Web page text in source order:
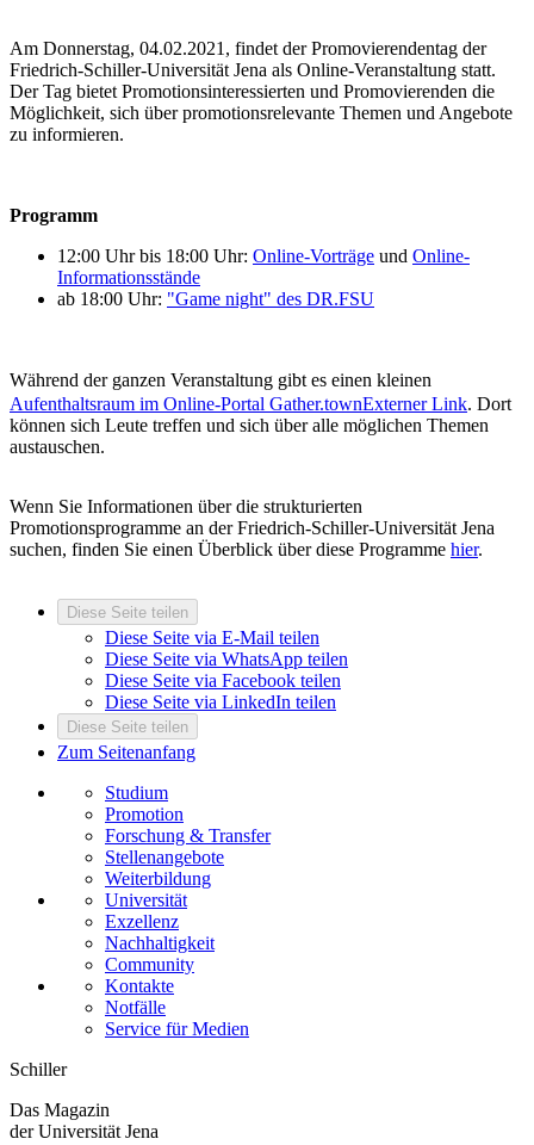
Am Donnerstag, 04.02.2021, findet der Promovierendentag der
Friedrich-Schiller-Universität Jena als Online-Veranstaltung statt.
Der Tag bietet Promotionsinteressierten und Promovierenden die
Möglichkeit, sich über promotionsrelevante Themen und Angebote
zu informieren.
Programm
12:00 Uhr bis 18:00 Uhr: Online-Vorträge und Online-
Informationsstände
ab 18:00 Uhr: "Game night" des DR.FSU
Während der ganzen Veranstaltung gibt es einen kleinen
Aufenthaltsraum im Online-Portal Gather.townExterner Link. Dort
können sich Leute treffen und sich über alle möglichen Themen
austauschen.
Wenn Sie Informationen über die strukturierten
Promotionsprogramme an der Friedrich-Schiller-Universität Jena
suchen, finden Sie einen Überblick über diese Programme hier.
Diese Seite teilen
Diese Seite via E-Mail teilen
Diese Seite via WhatsApp teilen
Diese Seite via Facebook teilen
Diese Seite via LinkedIn teilen
Diese Seite teilen
Zum Seitenanfang
Studium
Promotion
Forschung & Transfer
Stellenangebote
Weiterbildung
Universität
Exzellenz
Nachhaltigkeit
Community
Kontakte
Notfälle
Service für Medien
Schiller
Das Magazin
der Universität Jena